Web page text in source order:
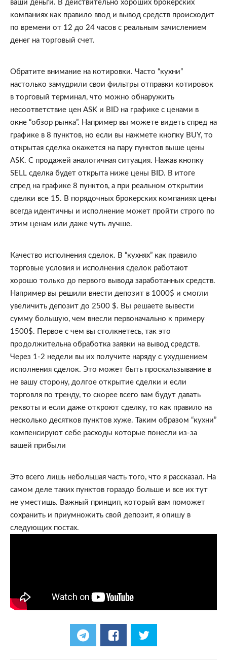
ваши деньги. В действительно хороших брокерских
компаниях как правило ввод и вывод средств происходит
по времени от 12 до 24 часов с реальным зачислением
денег на торговый счет.
Обратите внимание на котировки. Часто “кухни”
настолько замудрили свои фильтры отправки котировок
в торговый терминал, что можно обнаружить
несоответствие цен ASK и BID на графике с ценами в
окне “обзор рынка”. Например вы можете видеть спред на
графике в 8 пунктов, но если вы нажмете кнопку BUY, то
открытая сделка окажется на пару пунктов выше цены
ASK. С продажей аналогичная ситуация. Нажав кнопку
SELL сделка будет открыта ниже цены BID. В итоге
спред на графике 8 пунктов, а при реальном открытии
сделки все 15. В порядочных брокерских компаниях цены
всегда идентичны и исполнение может пройти строго по
этим ценам или даже чуть лучше.
Качество исполнения сделок. В “кухнях” как правило
торговые условия и исполнения сделок работают
хорошо только до первого вывода заработанных средств.
Например вы решили внести депозит в 1000$ и смогли
увеличить депозит до 2500 $. Вы решаете вывести
сумму большую, чем внесли первоначально к примеру
1500$. Первое с чем вы столкнетесь, так это
продолжительна обработка заявки на вывод средств.
Через 1-2 недели вы их получите наряду с ухудшением
исполнения сделок. Это может быть проскальзывание в
не вашу сторону, долгое открытие сделки и если
торговля по тренду, то скорее всего вам будут давать
реквоты и если даже откроют сделку, то как правило на
несколько десятков пунктов хуже. Таким образом “кухни”
компенсируют себе расходы которые понесли из-за
вашей прибыли
Это всего лишь небольшая часть того, что я рассказал. На
самом деле таких пунктов гораздо больше и все их тут
не уместишь. Важный принцип, который вам поможет
сохранить и приумножить свой депозит, я опишу в
следующих постах.